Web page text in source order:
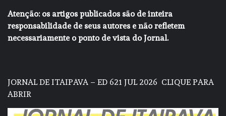
Atenção: os artigos publicados são de inteira
responsabilidade de seus autores e não refletem
necessariamente o ponto de vista do Jornal.
JORNAL DE ITAIPAVA – ED 621 JUL 2026 CLIQUE PARA
ABRIR